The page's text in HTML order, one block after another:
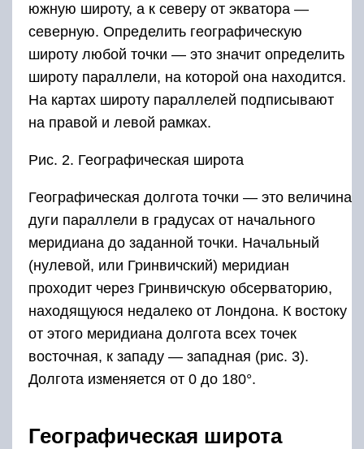
южную широту, а к северу от экватора —
северную. Определить географическую
широту любой точки — это значит определить
широту параллели, на которой она находится.
На картах широту параллелей подписывают
на правой и левой рамках.
Рис. 2. Географическая широта
Географическая долгота точки — это величина
дуги параллели в градусах от начального
меридиана до заданной точки. Начальный
(нулевой, или Гринвичский) меридиан
проходит через Гринвичскую обсерваторию,
находящуюся недалеко от Лондона. К востоку
от этого меридиана долгота всех точек
восточная, к западу — западная (рис. 3).
Долгота изменяется от 0 до 180°.
Географическая широта